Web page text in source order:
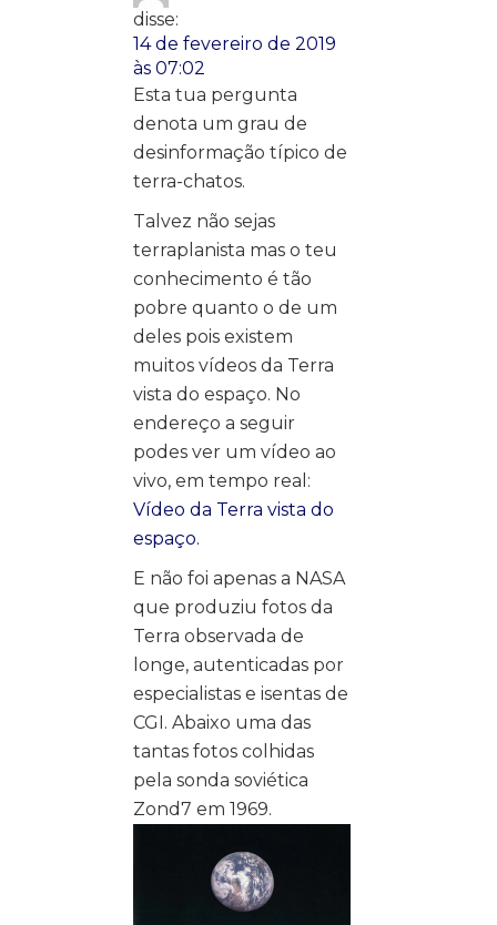
disse:
14 de fevereiro de 2019
às 07:02
Esta tua pergunta
denota um grau de
desinformação típico de
terra-chatos.
Talvez não sejas
terraplanista mas o teu
conhecimento é tão
pobre quanto o de um
deles pois existem
muitos vídeos da Terra
vista do espaço. No
endereço a seguir
podes ver um vídeo ao
vivo, em tempo real:
Vídeo da Terra vista do
espaço.
E não foi apenas a NASA
que produziu fotos da
Terra observada de
longe, autenticadas por
especialistas e isentas de
CGI. Abaixo uma das
tantas fotos colhidas
pela sonda soviética
Zond7 em 1969.